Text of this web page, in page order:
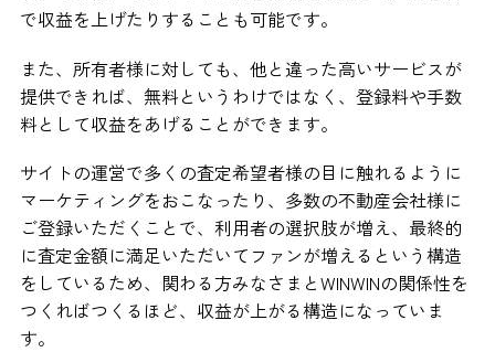
で収益を上げたりすることも可能です。
また、所有者様に対しても、他と違った高いサービスが
提供できれば、無料というわけではなく、登録料や手数
料として収益をあげることができます。
サイトの運営で多くの査定希望者様の目に触れるように
マーケティングをおこなったり、多数の不動産会社様に
ご登録いただくことで、利用者の選択肢が増え、最終的
に査定金額に満足いただいてファンが増えるという構造
をしているため、関わる方みなさまとWINWINの関係性を
つくればつくるほど、収益が上がる構造になっていま
す。